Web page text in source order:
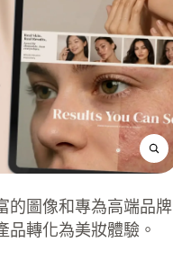
的圖像和專為高端品牌
品轉化為美妝體驗。